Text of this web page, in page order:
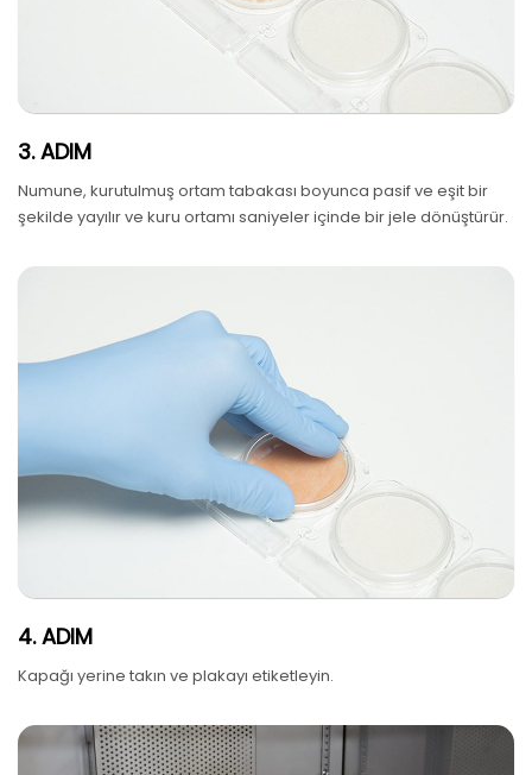
3. ADIM
Numune, kurutulmuş ortam tabakası boyunca pasif ve eşit bir
şekilde yayılır ve kuru ortamı saniyeler içinde bir jele dönüştürür.
4. ADIM
Kapağı yerine takın ve plakayı etiketleyin.